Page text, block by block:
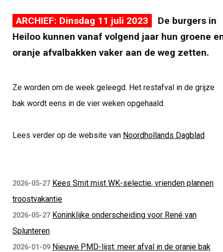
ARCHIEF: Dinsdag 11 juli 2023
De burgers in
Heiloo kunnen vanaf volgend jaar hun groene
oranje afvalbakken vaker aan de weg zetten.
Ze worden om de week geleegd. Het restafval in de grijze
bak wordt eens in de vier weken opgehaald.
Lees verder op de website van Noordhollands Dagblad
2026-05-27 Kees Smit mist WK-selectie, vrienden plannen
troostvakantie
2026-05-27 Koninklijke onderscheiding voor René van
Splunteren
2026-01-09 Nieuwe PMD-lijst: meer afval in de oranje bak